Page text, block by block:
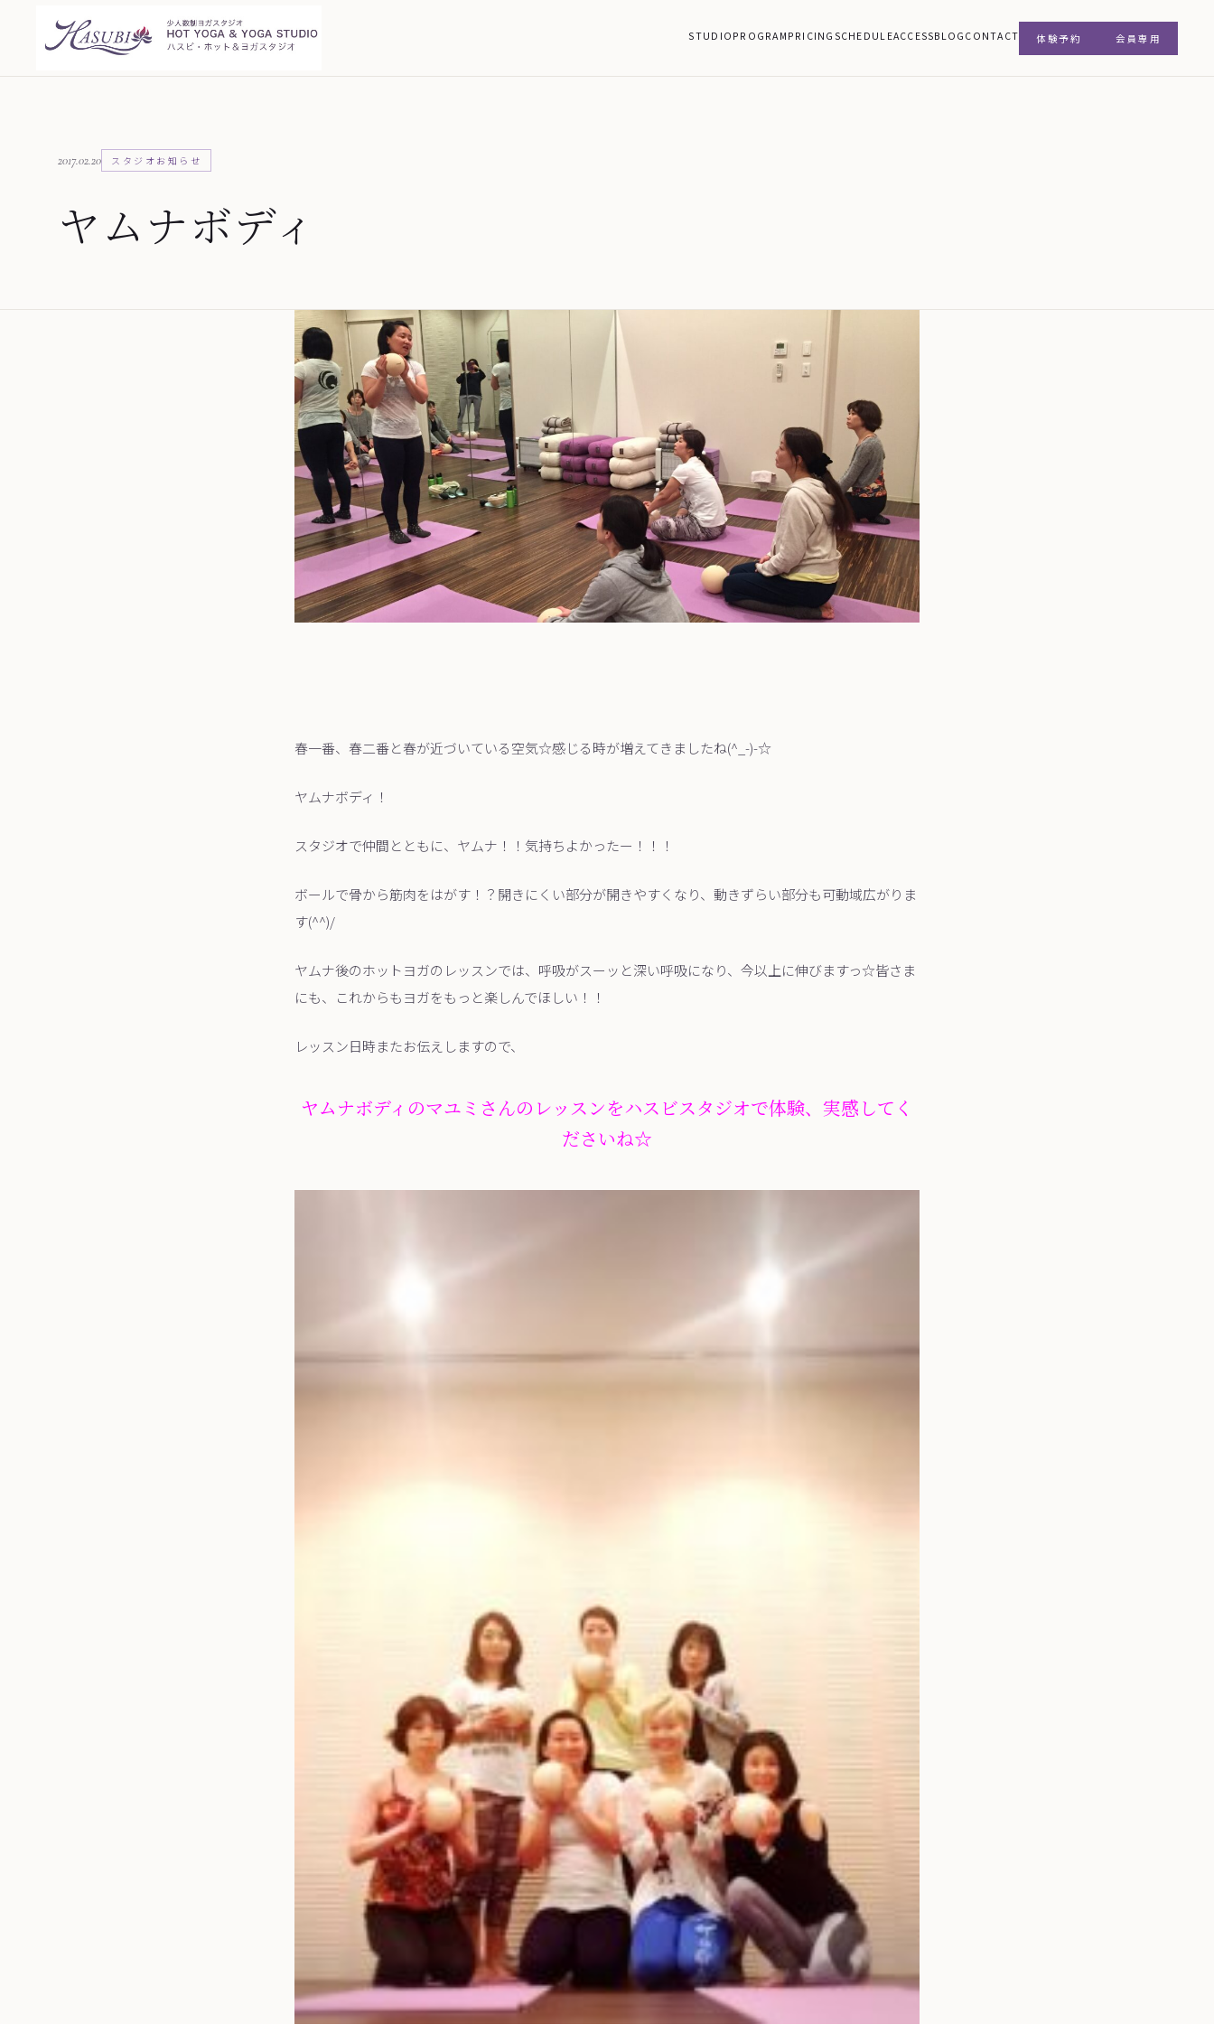
STUDIO PROGRAM PRICING SCHEDULEACCESSBLOG CONTACT 体験予約 会員専用
2017.02.20 スタジオお知らせ
ヤムナボディ
春一番、春二番と春が近づいている空気☆感じる時が増えてきましたね(^_-)-☆
ヤムナボディ！
スタジオで仲間とともに、ヤムナ！！気持ちよかったー！！！
ボールで骨から筋肉をはがす！？開きにくい部分が開きやすくなり、動きずらい部分も可動域広がりま
す(^^)/
ヤムナ後のホットヨガのレッスンでは、呼吸がスーッと深い呼吸になり、今以上に伸びますっ☆皆さま
にも、これからもヨガをもっと楽しんでほしい！！
レッスン日時またお伝えしますので、
ヤムナボディのマユミさんのレッスンをハスビスタジオで体験、実感してく
ださいね☆